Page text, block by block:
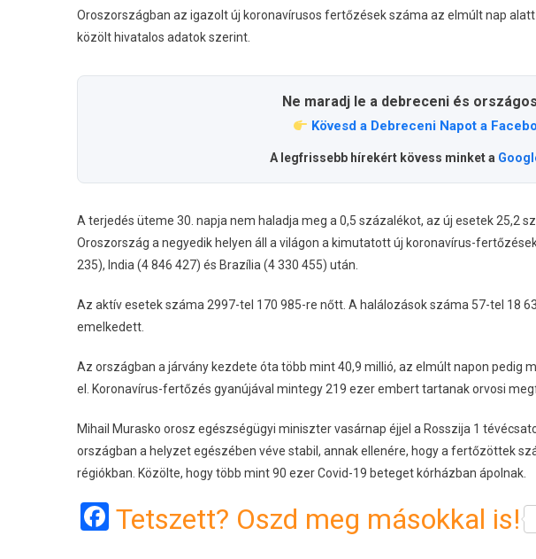
Oroszországban az igazolt új koronavírusos fertőzések száma az elmúlt nap
közölt hivatalos adatok szerint.
Ne maradj le a debreceni és
Kövesd a Debreceni Napot a
A legfrissebb hírekért kövess minket a
A terjedés üteme 30. napja nem haladja meg a 0,5 százalékot, az új esetek 25,2
Oroszország a negyedik helyen áll a világon a kimutatott új koronavírus-
235), India (4 846 427) és Brazília (4 330 455) után.
Az aktív esetek száma 2997-tel 170 985-re nőtt. A halálozások száma 57-tel 18
emelkedett.
Az országban a járvány kezdete óta több mint 40,9 millió, az elmúlt napon pedig
el. Koronavírus-fertőzés gyanújával mintegy 219 ezer embert tartanak orvosi
Mihail Murasko orosz egészségügyi miniszter vasárnap éjjel a Rosszija 1
országban a helyzet egészében véve stabil, annak ellenére, hogy a fertőzöttek
régiókban. Közölte, hogy több mint 90 ezer Covid-19 beteget kórházban ápolnak.
Facebook
Tetszett? Oszd meg másokkal is!